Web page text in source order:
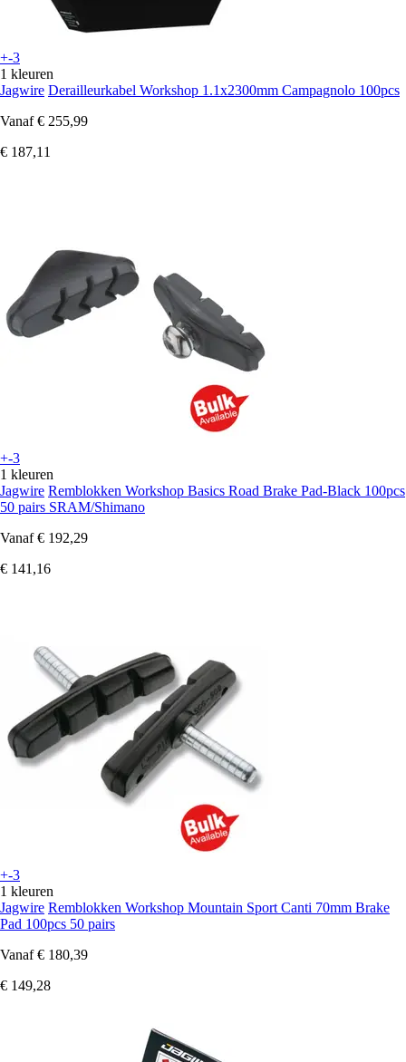
+-3
1 kleuren
Jagwire Derailleurkabel Workshop 1.1x2300mm Campagnolo 100pcs
Vanaf € 255,99
€ 187,11
+-3
1 kleuren
Jagwire Remblokken Workshop Basics Road Brake Pad-Black 100pcs
50 pairs SRAM/Shimano
Vanaf € 192,29
€ 141,16
+-3
1 kleuren
Jagwire Remblokken Workshop Mountain Sport Canti 70mm Brake
Pad 100pcs 50 pairs
Vanaf € 180,39
€ 149,28